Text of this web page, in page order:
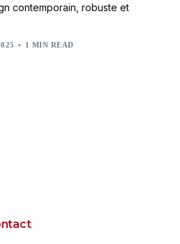
contemporain, robuste et
1 MIN READ